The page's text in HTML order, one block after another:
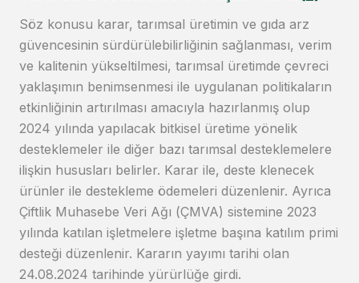
Söz konusu karar, tarımsal üretimin ve gıda arz
güvencesinin sürdürülebilirliğinin sağlanması, verim
ve kalitenin yükseltilmesi, tarımsal üretimde çevreci
yaklaşımın benimsenmesi ile uygulanan politikaların
etkinliğinin artırılması amacıyla hazırlanmış olup
2024 yılında yapılacak bitkisel üretime yönelik
desteklemeler ile diğer bazı tarımsal desteklemelere
ilişkin hususları belirler. Karar ile, deste klenecek
ürünler ile destekleme ödemeleri düzenlenir. Ayrıca
Çiftlik Muhasebe Veri Ağı (ÇMVA) sistemine 2023
yılında katılan işletmelere işletme başına katılım primi
desteği düzenlenir. Kararın yayımı tarihi olan
24.08.2024 tarihinde yürürlüğe girdi.